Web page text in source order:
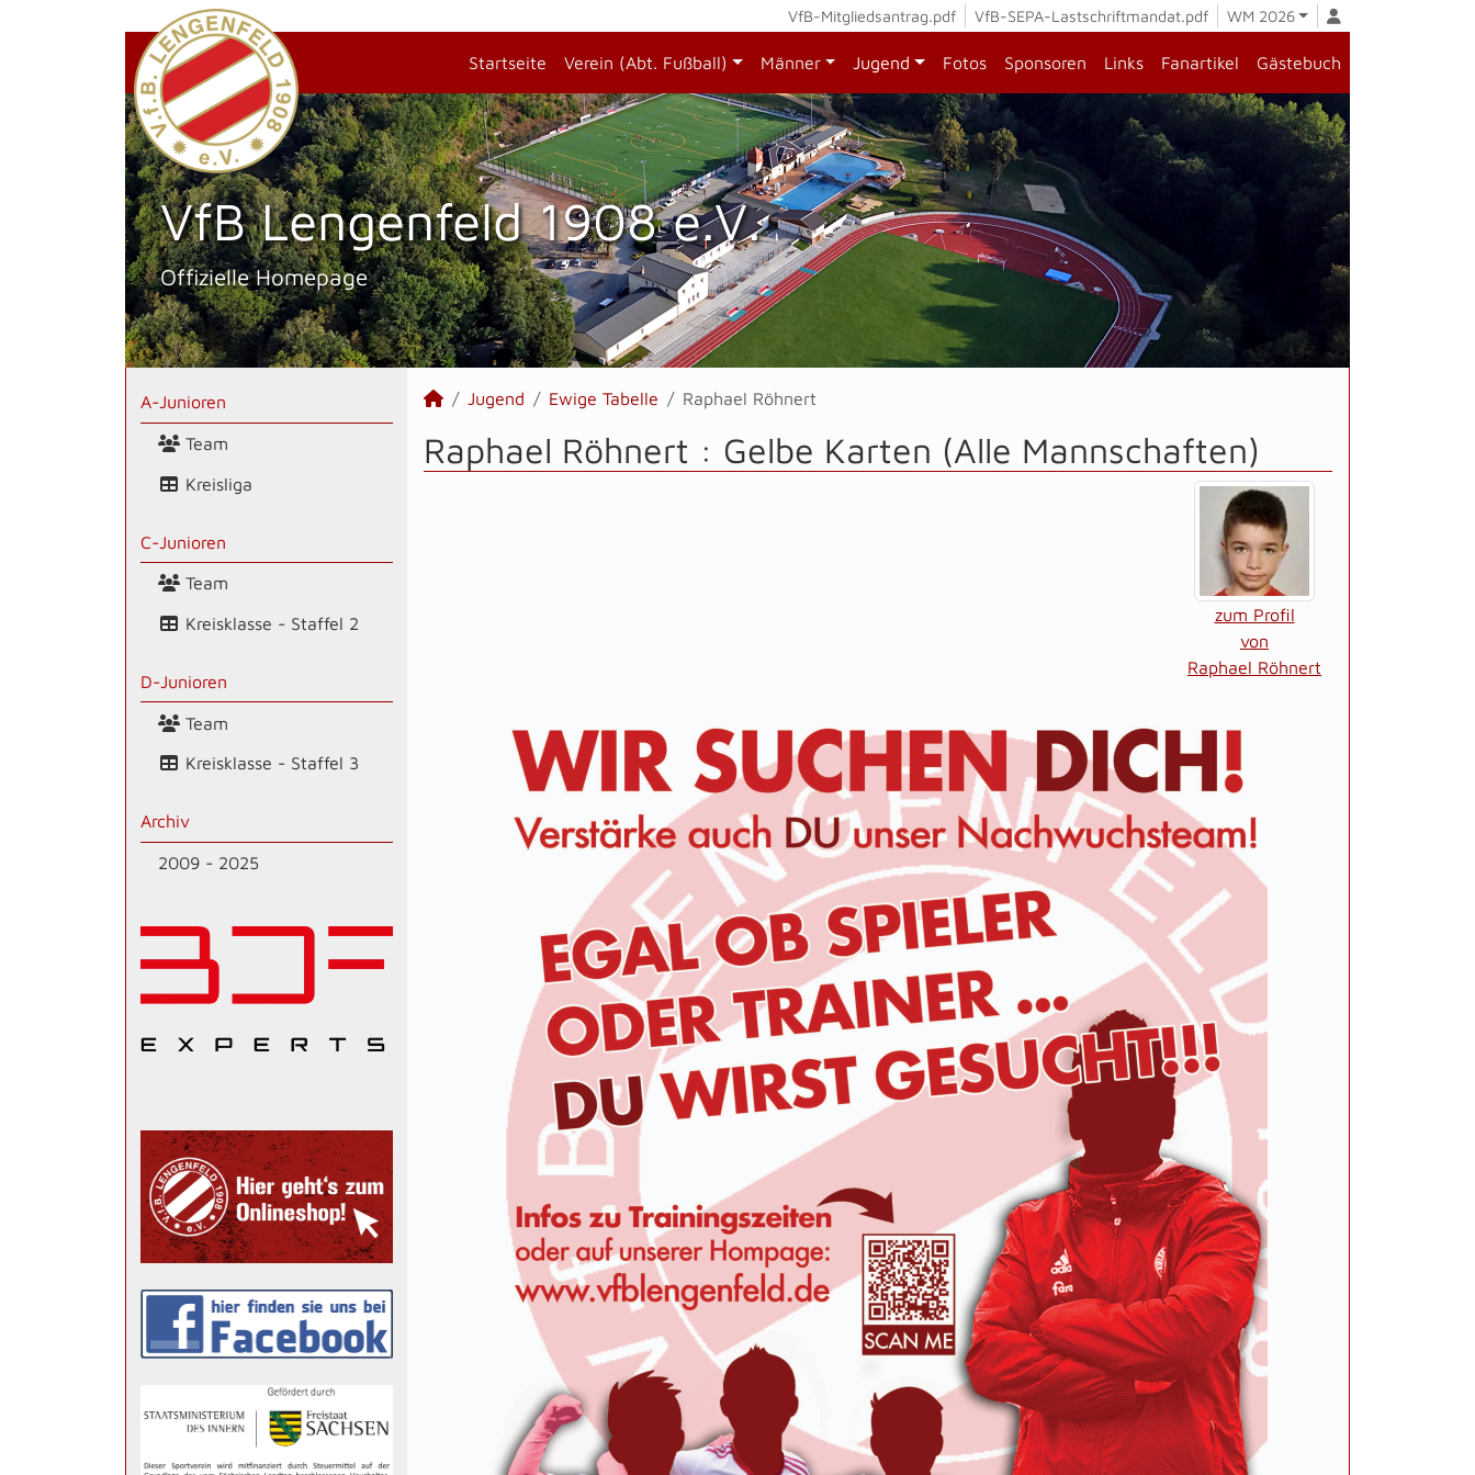
VfB-Mitgliedsantrag.pdf VfB-SEPA-Lastschriftmandat.pdf WM 2026
Startseite Verein (Abt. Fußball) Männer Jugend Fotos Sponsoren Links Fanartikel Gästebuch
VfB Lengenfeld 1908 e.V.
Offizielle Homepage
A-Junioren
Team
Kreisliga
C-Junioren
Team
Kreisklasse - Staffel 2
D-Junioren
Team
Kreisklasse - Staffel 3
Archiv
2009 - 2025
Jugend Ewige Tabelle Raphael Röhnert
Raphael Röhnert : Gelbe Karten (Alle Mannschaften)
zum Profil
von
Raphael Röhnert